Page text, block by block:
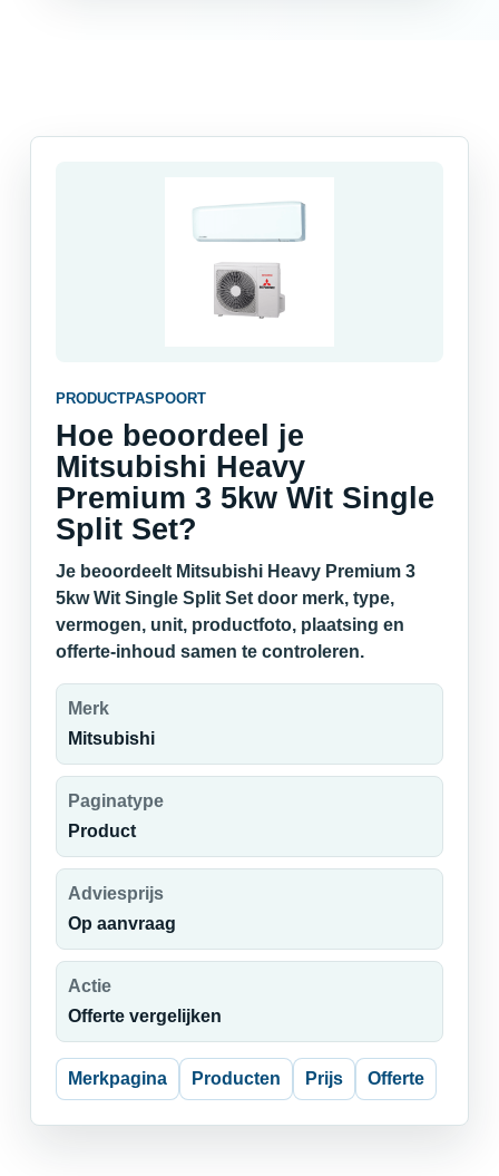
PRODUCTPASPOORT
Hoe beoordeel je
Mitsubishi Heavy
Premium 3 5kw Wit Single
Split Set?
Je beoordeelt Mitsubishi Heavy Premium 3
5kw Wit Single Split Set door merk, type,
vermogen, unit, productfoto, plaatsing en
offerte-inhoud samen te controleren.
Merk
Mitsubishi
Paginatype
Product
Adviesprijs
Op aanvraag
Actie
Offerte vergelijken
Merkpagina Producten Prijs Offerte